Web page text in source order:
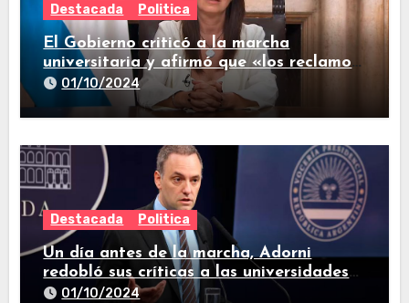
Destacada Politica
El Gobierno criticó a la marcha
universitaria y afirmó que «los reclamos
están todos resueltos»
01/10/2024
Destacada Politica
Un día antes de la marcha, Adorni
redobló sus críticas a las universidades
nacionales
01/10/2024